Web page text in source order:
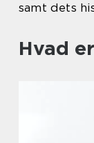
samt dets
Hvad